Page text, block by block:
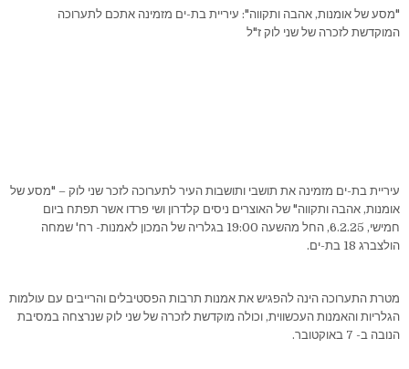
"מסע של אומנות, אהבה ותקווה": עיריית בת-ים מזמינה אתכם לתערוכה
המוקדשת לזכרה של שני לוק ז"ל
עיריית בת-ים מזמינה את תושבי ותושבות העיר לתערוכה לזכר שני לוק – "מסע של
אומנות, אהבה ותקווה" של האוצרים ניסים קלדרון ושי פרדו אשר תפתח ביום
חמישי, 6.2.25, החל מהשעה 19:00 בגלריה של המכון לאמנות- רח' שמחה
הולצברג 18 בת-ים.
מטרת התערוכה הינה להפגיש את אמנות תרבות הפסטיבלים והרייבים עם עולמות
הגלריות והאמנות העכשווית, וכולה מוקדשת לזכרה של שני לוק שנרצחה במסיבת
הנובה ב- 7 באוקטובר.